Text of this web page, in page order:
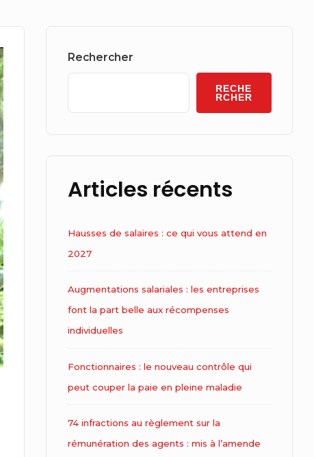
Widget
Rechercher
RECHE
RCHER
Articles récents
Hausses de salaires : ce qui vous attend en
2027
Augmentations salariales : les entreprises
font la part belle aux récompenses
individuelles
Fonctionnaires : le nouveau contrôle qui
peut couper la paie en pleine maladie
74 infractions au règlement sur la
rémunération des agents : mis à l’amende